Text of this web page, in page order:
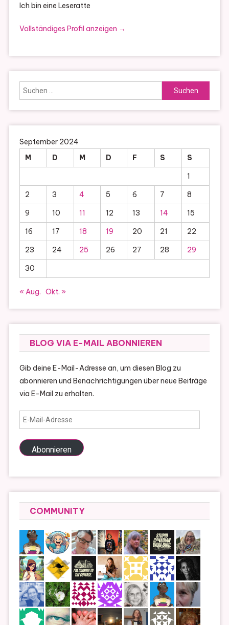
Ich bin eine Leseratte
Vollständiges Profil anzeigen →
Suchen
nach:
September 2024
M
D M D F S
S
1
2
3 4 5 6 7
8
9
10 11 12 13 14
15
16
17 18 19 20 21
22
23
24 25 26 27 28
29
30
« Aug. Okt. »
BLOG VIA E-MAIL ABONNIEREN
Gib deine E-Mail-Adresse an, um diesen Blog zu
abonnieren und Benachrichtigungen über neue Beiträge
via E-Mail zu erhalten.
E-
Mail-
Adresse
Abonnieren
COMMUNITY